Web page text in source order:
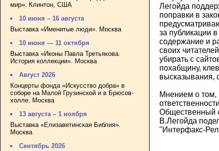
мир». Клинтон, США
10 июня – 16 августа
Выставка «Именитые люди». Москва
10 июня — 11 октября
Выставка «Иконы Павла Третьякова.
История коллекции». Москва
Август 2026
Концерты фонда «Искусство добра» в
соборе на Малой Грузинской и в Брюсов-
холле. Москва
13 августа – 1 ноября
Выставка «Елизаветинская Библия».
Москва
Сентябрь 2026
Легойда
поправки в
за публикации
содержание и
своих
убирать с
похабщину,
высказывания,
Мнением о том,
Общественный
В.Легойда
"Интерфакс-